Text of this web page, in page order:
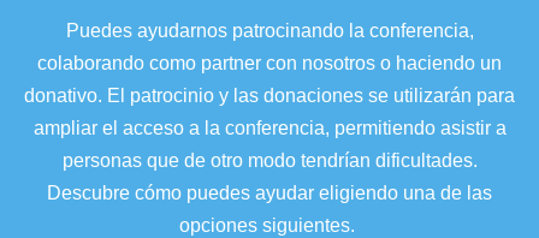
Puedes ayudarnos patrocinando la conferencia,
colaborando como partner con nosotros o haciendo un
donativo. El patrocinio y las donaciones se utilizarán para
ampliar el acceso a la conferencia, permitiendo asistir a
personas que de otro modo tendrían dificultades.
Descubre cómo puedes ayudar eligiendo una de las
opciones siguientes.